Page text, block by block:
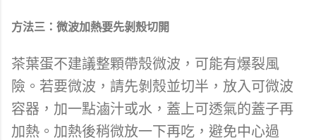
方法三：微波加熱要先剝殼切開
茶葉蛋不建議整顆帶殼微波，可能有爆裂風
險。若要微波，請先剝殼並切半，放入可微波
容器，加一點滷汁或水，蓋上可透氣的蓋子再
加熱。加熱後稍微放一下再吃，避免中心過